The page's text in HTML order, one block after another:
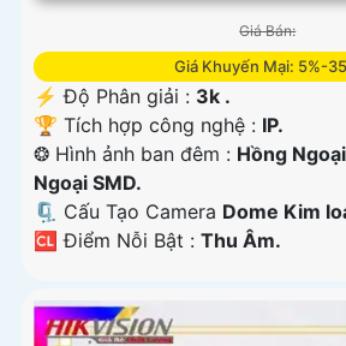
Giá Bán:
Giá Khuyến Mại: 5%-
️⚡ Độ Phân giải : 3k .
🏆 Tích hợp công nghệ : IP.
❂ Hình ảnh ban đêm : Hồng
Ngoại SMD.
🗜️ Cấu Tạo Camera Dome Kim
️🆑 Điểm Nỗi Bật : Thu Âm.